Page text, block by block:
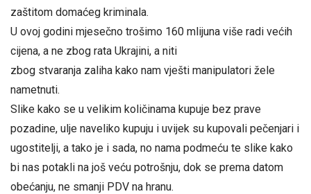
zaštitom domaćeg kriminala.
U ovoj godini mjesečno trošimo 160 mlijuna više radi većih
cijena, a ne zbog rata Ukrajini, a niti
zbog stvaranja zaliha kako nam vješti manipulatori žele
nametnuti.
Slike kako se u velikim količinama kupuje bez prave
pozadine, ulje naveliko kupuju i uvijek su kupovali pečenjari i
ugostitelji, a tako je i sada, no nama podmeću te slike kako
bi nas potakli na još veću potrošnju, dok se prema datom
obećanju, ne smanji PDV na hranu.